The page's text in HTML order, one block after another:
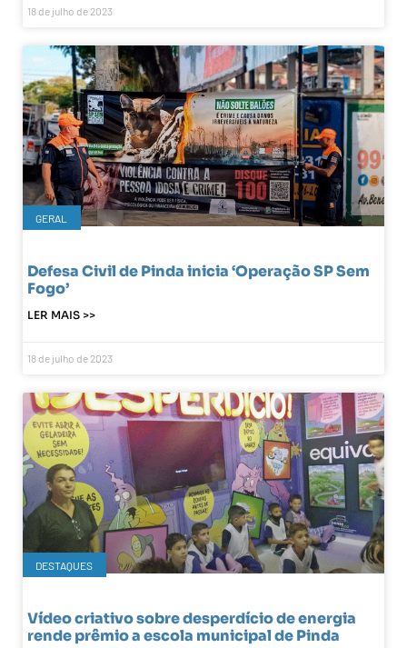
18 de julho de 2023
GERAL
Defesa Civil de Pinda inicia ‘Operação SP Sem
Fogo’
LER MAIS >>
18 de julho de 2023
DESTAQUES
Vídeo criativo sobre desperdício de energia
rende prêmio a escola municipal de Pinda